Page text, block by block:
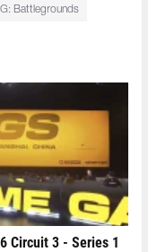
Battlegrounds
Circuit 3 - Series 1